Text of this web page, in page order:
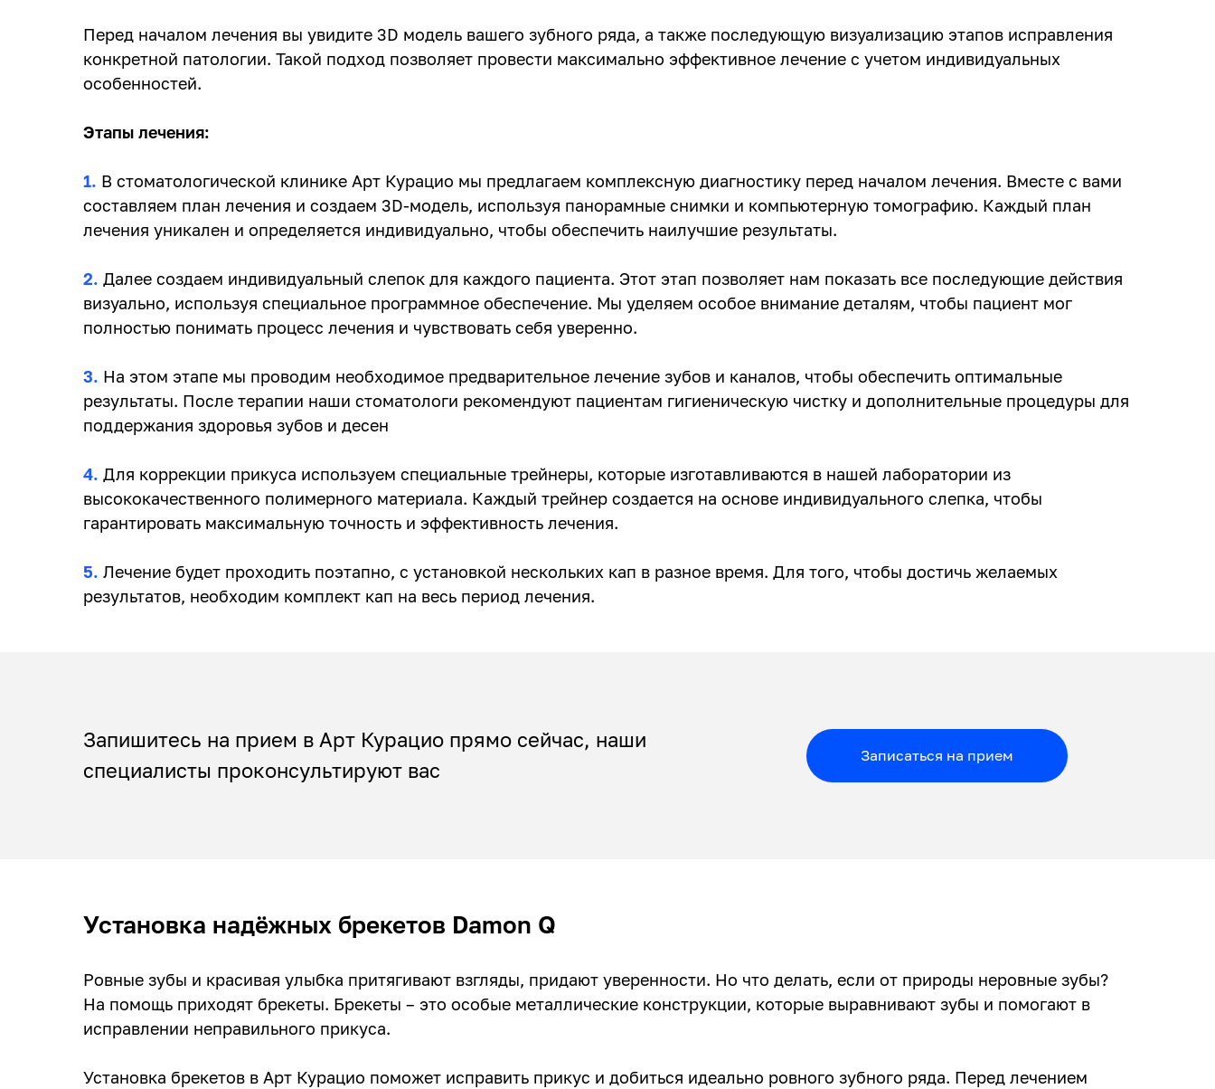
Перед началом лечения вы увидите 3D модель вашего зубного ряда, а также последующую визуализацию этапов исправления
конкретной патологии. Такой подход позволяет провести максимально эффективное лечение с учетом индивидуальных
особенностей.
Этапы лечения:
1. В стоматологической клинике Арт Курацио мы предлагаем комплексную диагностику перед началом лечения. Вместе с вами
составляем план лечения и создаем 3D-модель, используя панорамные снимки и компьютерную томографию. Каждый план
лечения уникален и определяется индивидуально, чтобы обеспечить наилучшие результаты.
2. Далее создаем индивидуальный слепок для каждого пациента. Этот этап позволяет нам показать все последующие действия
визуально, используя специальное программное обеспечение. Мы уделяем особое внимание деталям, чтобы пациент мог
полностью понимать процесс лечения и чувствовать себя уверенно.
3. На этом этапе мы проводим необходимое предварительное лечение зубов и каналов, чтобы обеспечить оптимальные
результаты. После терапии наши стоматологи рекомендуют пациентам гигиеническую чистку и дополнительные процедуры для
поддержания здоровья зубов и десен
4. Для коррекции прикуса используем специальные трейнеры, которые изготавливаются в нашей лаборатории из
высококачественного полимерного материала. Каждый трейнер создается на основе индивидуального слепка, чтобы
гарантировать максимальную точность и эффективность лечения.
5. Лечение будет проходить поэтапно, с установкой нескольких кап в разное время. Для того, чтобы достичь желаемых
результатов, необходим комплект кап на весь период лечения.
Запишитесь на прием в Арт Курацио прямо сейчас, наши
специалисты проконсультируют вас
Записаться на прием
Установка надёжных брекетов Damon Q
Ровные зубы и красивая улыбка притягивают взгляды, придают уверенности. Но что делать, если от природы неровные зубы?
На помощь приходят брекеты. Брекеты – это особые металлические конструкции, которые выравнивают зубы и помогают в
исправлении неправильного прикуса.
Установка брекетов в Арт Курацио поможет исправить прикус и добиться идеально ровного зубного ряда. Перед лечением